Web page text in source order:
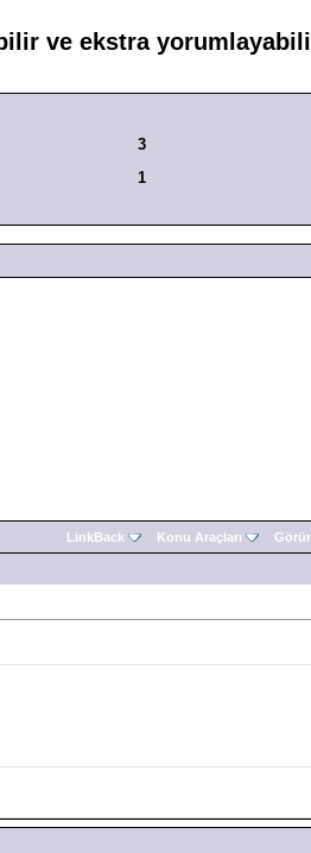
ve ekstra
3
1
LinkBack Konu Araçları